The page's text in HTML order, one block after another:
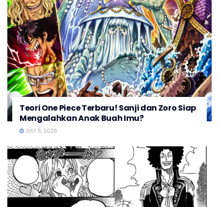
Teori One Piece Terbaru! Sanji dan Zoro Siap
Mengalahkan Anak Buah Imu?
JULY 5, 2026